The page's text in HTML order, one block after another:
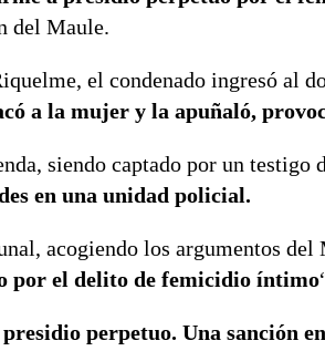
del Maule.
el condenado ingresó al
a la mujer y la apuñaló,
siendo captado por un testigo
en una unidad policial.
acogiendo los argumentos
por el delito de femicidio íntimo
presidio perpetuo. Una sanción